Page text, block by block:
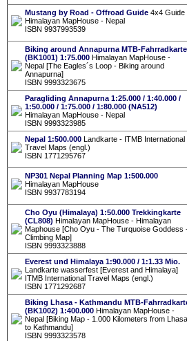
Mustang by Road - Offroad Guide 4x4 Guide
Himalayan MapHouse - Nepal
ISBN 9937993539
Biking around Annapurna MTB-Fahrradkarte
(BK1001) 1:75.000 Himalayan MapHouse -
Nepal [The Eagles´s Loop - Biking around
Annapurna]
ISBN 9993323675
Paragliding Annapurna 1:25.000 / 1:40.000 /
1:50.000 / 1:75.000 / 1:80.000 (NA512)
Himalayan MapHouse - Nepal
ISBN 9993323985
Nepal 1:500.000 Landkarte - ITMB International
Travel Maps (engl.)
ISBN 1771295767
NP301 Nepal Planning Map 1:500.000
Himalayan MapHouse
ISBN 9937783194
Cho Oyu (Himalaya) 1:50.000 Trekkingkarte
(CL808) Himalayan MapHouse - Himalayan
Maphouse [Cho Oyu - The Turquoise Goddess
Climbing Map]
ISBN 9993323888
Everest und Himalaya 1:90.000 / 1:1.33 Mio.
Landkarte wasserfest [Everest and Himalaya]
ITMB International Travel Maps (engl.)
ISBN 1771292687
Biking Lhasa - Kathmandu MTB-
(BK1002) 1:400.000 Himalayan MapHouse -
Nepal [Biking Map - 1.000 Kilometers from Lhasa
to Kathmandu]
ISBN 9993323578